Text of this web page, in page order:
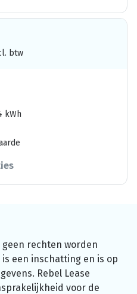
btw
kWh
rechten worden
een inschatting en is op
Rebel Lease
voor de